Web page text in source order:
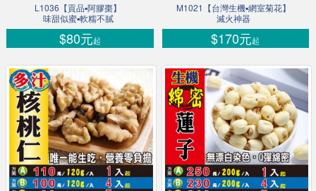
L1036【貢品▪阿膠棗】
味甜似蜜▪軟糯不膩
$80元起
M1021【台灣生機▪網室菊花】
滅火神器
$170元起